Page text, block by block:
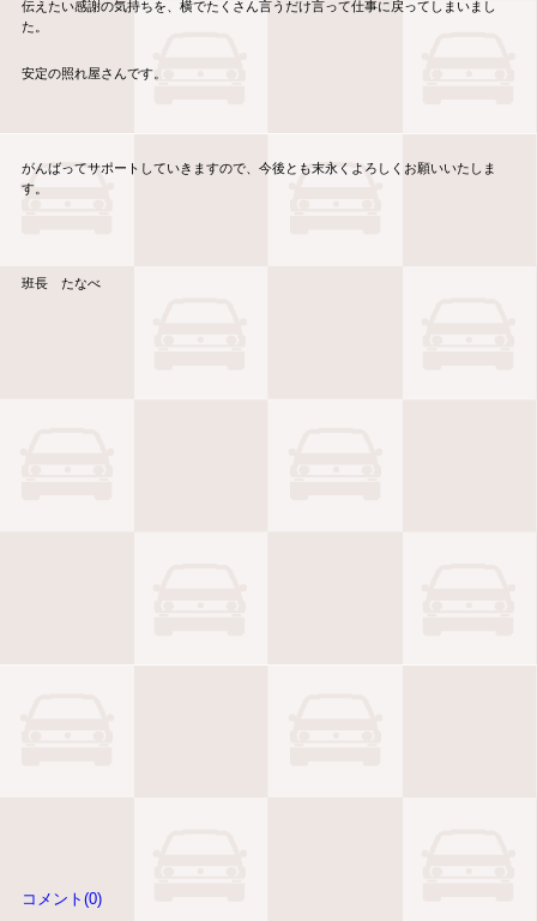
伝えたい感謝の気持ちを、横でたくさん言うだけ言って仕事に戻ってしまいまし
た。
安定の照れ屋さんです。
がんばってサポートしていきますので、今後とも末永くよろしくお願いいたしま
す。
班長 たなべ
コメント(0)